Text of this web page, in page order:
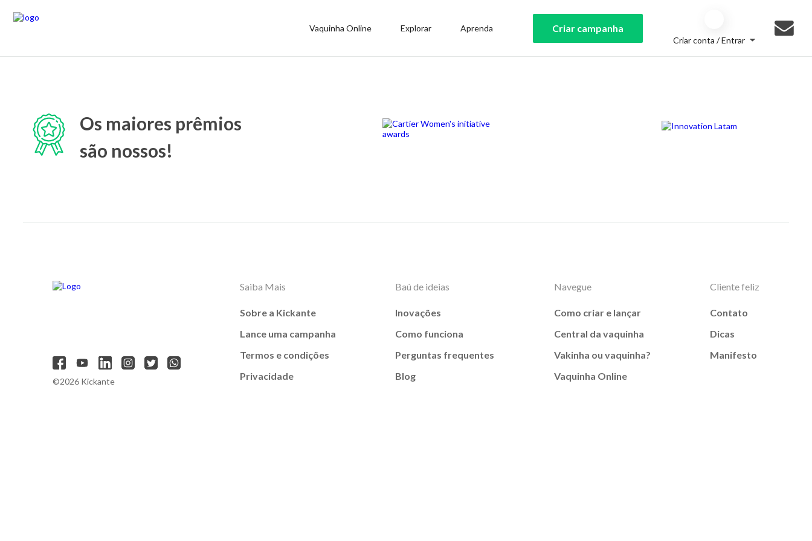
Vaquinha Online Explorar Aprenda Criar campanha
Criar conta / Entrar
Os maiores prêmios
são nossos!
©2026 Kickante
Saiba Mais
Sobre a Kickante
Lance uma campanha
Termos e condições
Privacidade
Baú de ideias
Inovações
Como funciona
Perguntas frequentes
Blog
Navegue
Como criar e lançar
Central da vaquinha
Vakinha ou vaquinha?
Vaquinha Online
Cliente feliz
Contato
Dicas
Manifesto